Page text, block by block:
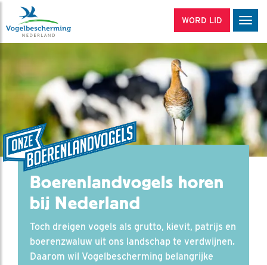
WORD LID
Boerenlandvogels horen
bij Nederland
Toch dreigen vogels als grutto, kievit, patrijs en
boerenzwaluw uit ons landschap te verdwijnen.
Daarom wil Vogelbescherming belangrijke